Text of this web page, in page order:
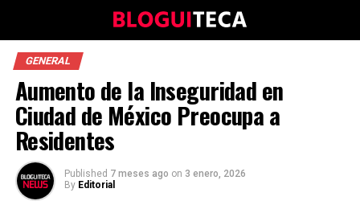
GENERAL
Aumento de la Inseguridad en
Ciudad de México Preocupa a
Residentes
Published 7 meses ago on 3 enero, 2026
By Editorial